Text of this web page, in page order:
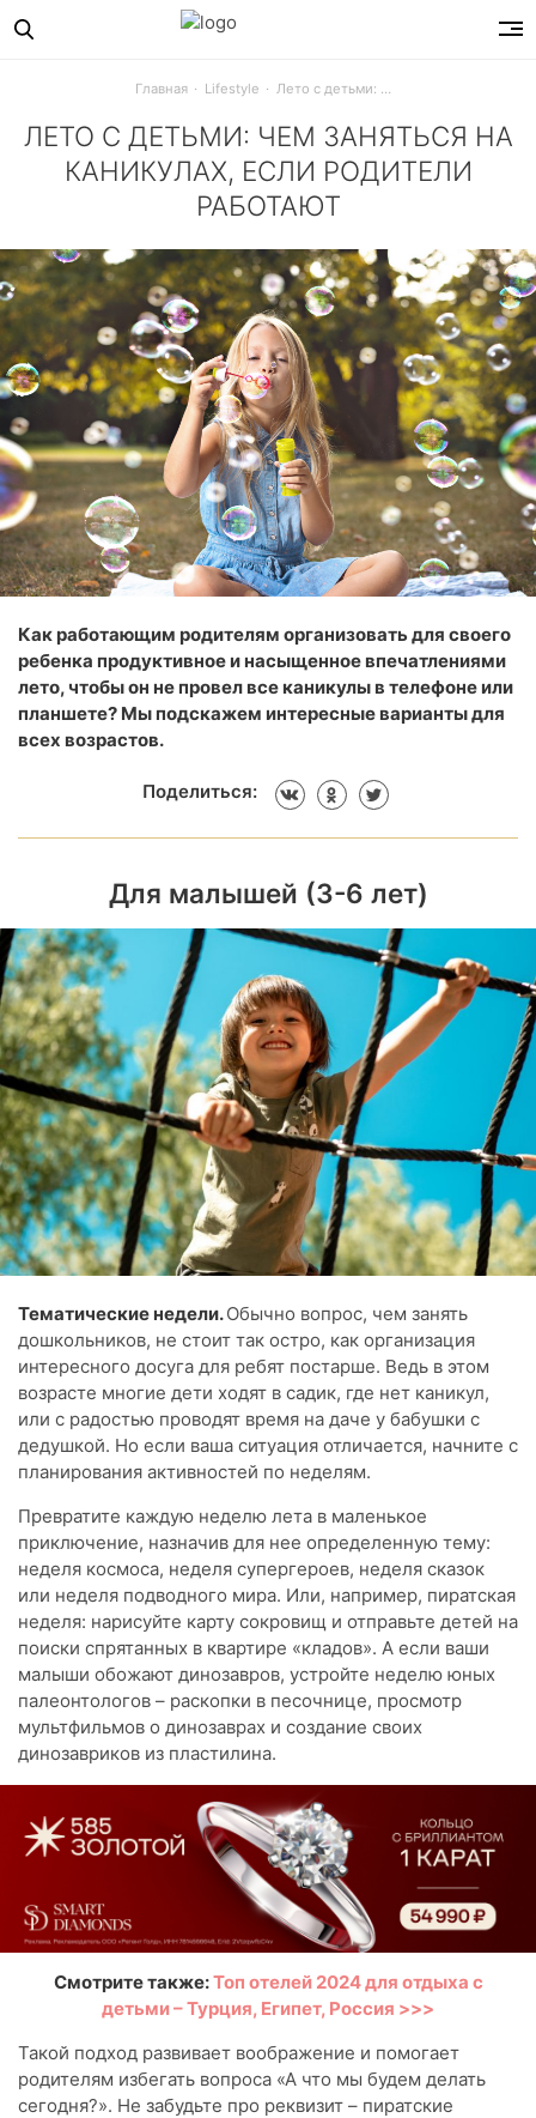
Главная Lifestyle
ЛЕТО С ДЕТЬМИ: ЧЕМ ЗАНЯТЬСЯ НА
КАНИКУЛАХ, ЕСЛИ РОДИТЕЛИ
РАБОТАЮТ
Как организовать детям интересный и полезный досуг
Как работающим родителям организовать для своего
ребенка продуктивное и насыщенное впечатлениями
лето, чтобы он не провел все каникулы в телефоне или
планшете? Мы подскажем интересные варианты для
всех возрастов.
Поделиться:
Для малышей (3-6 лет)
Тематические недели.Обычно вопрос, чем занять
дошкольников, не стоит так остро, как организация
интересного досуга для ребят постарше. Ведь в этом
возрасте многие дети ходят в садик, где нет каникул,
или с радостью проводят время на даче у бабушки с
дедушкой. Но если ваша ситуация отличается, начните с
планирования активностей по неделям.
Превратите каждую неделю лета в маленькое
приключение, назначив для нее определенную тему:
неделя космоса, неделя супергероев, неделя сказок
или неделя подводного мира. Или, например, пиратская
неделя: нарисуйте карту сокровищ и отправьте детей на
поиски спрятанных в квартире «кладов». А если ваши
малыши обожают динозавров, устройте неделю юных
палеонтологов – раскопки в песочнице, просмотр
мультфильмов о динозаврах и создание своих
динозавриков из пластилина.
Смотрите также:Топ отелей 2024 для отдыха с
детьми – Турция, Египет, Россия >>>
Такой подход развивает воображение и помогает
родителям избегать вопроса «А что мы будем делать
сегодня?». Не забудьте про реквизит – пиратские